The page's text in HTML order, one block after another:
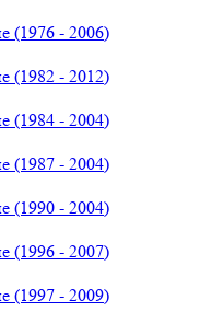
(1976 - 2006)
(1982 - 2012)
(1984 - 2004)
(1987 - 2004)
(1990 - 2004)
(1996 - 2007)
(1997 - 2009)